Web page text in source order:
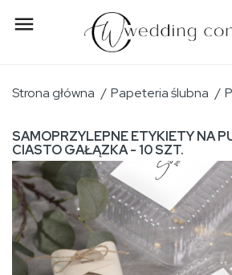

Strona główna Papeteria ślubna
SAMOPRZYLEPNE ETYKIETY NA
CIASTO GAŁĄZKA - 10 SZT.